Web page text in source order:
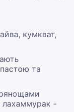
кумкват,
та
лахаммурак -